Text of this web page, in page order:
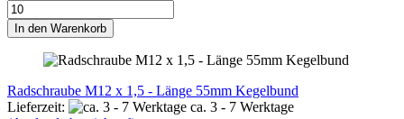
In den Warenkorb
Radschraube M12 x 1,5 - Länge 55mm Kegelbund
Lieferzeit:
ca. 3 - 7 Werktage